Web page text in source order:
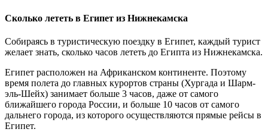
Сколько лететь в Египет из Нижнекамска
Собираясь в туристическую поездку в Египет, каждый турист
желает знать, сколько часов лететь до Египта из Нижнекамска.
Египет расположен на Африканском континенте. Поэтому
время полета до главных курортов страны (Хургада и Шарм-
эль-Шейх) занимает больше 3 часов, даже от самого
ближайшего города России, и больше 10 часов от самого
дальнего города, из которого осуществляются прямые рейсы в
Египет.